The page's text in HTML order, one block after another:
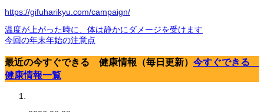
https://gifuharikyu.com/campaign/
温度が上がった時に、体は静かにダメージを受けます
今回の年末年始の注意点
最近の今すぐできる 健康情報（毎日更新） 今すぐできる
健康情報一覧